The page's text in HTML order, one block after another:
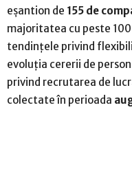
eșantion de 155 de
majoritatea cu peste
tendințele privind
evoluția cererii de
privind recrutarea de
colectate în perioada